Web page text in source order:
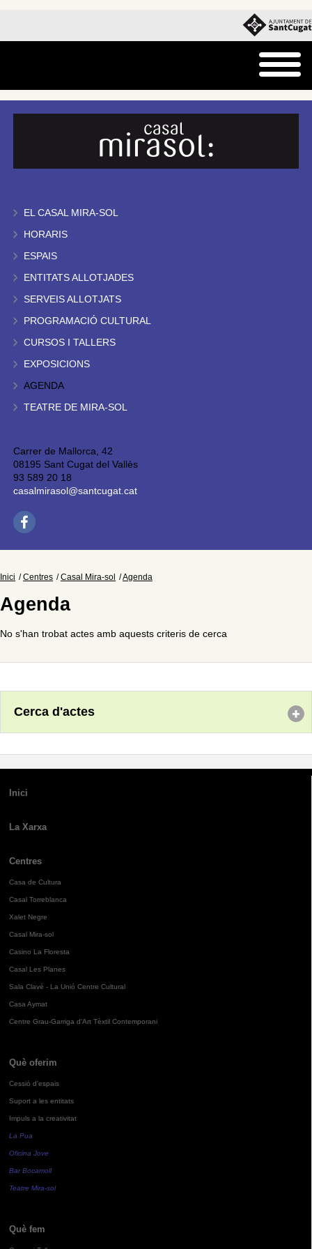
EL CASAL MIRA-SOL
HORARIS
ESPAIS
ENTITATS ALLOTJADES
SERVEIS ALLOTJATS
PROGRAMACIÓ CULTURAL
CURSOS I TALLERS
EXPOSICIONS
AGENDA
TEATRE DE MIRA-SOL
Carrer de Mallorca, 42
08195 Sant Cugat del Vallès
93 589 20 18
casalmirasol@santcugat.cat
Inici Centres Casal Mira-sol Agenda
Agenda
No s'han trobat actes amb aquests criteris de cerca
Cerca d'actes
Inici
La Xarxa
Centres
Casa de Cultura
Casal Torreblanca
Xalet Negre
Casal Mira-sol
Casino La Floresta
Casal Les Planes
Sala Clavé - La Unió Centre Cultural
Casa Aymat
Centre Grau-Garriga d'Art Tèxtil Contemporani
Què oferim
Cessió d'espais
Suport a les entitats
Impuls a la creativitat
La Pua
Oficina Jove
Bar Bocamoll
Teatre Mira-sol
Què fem